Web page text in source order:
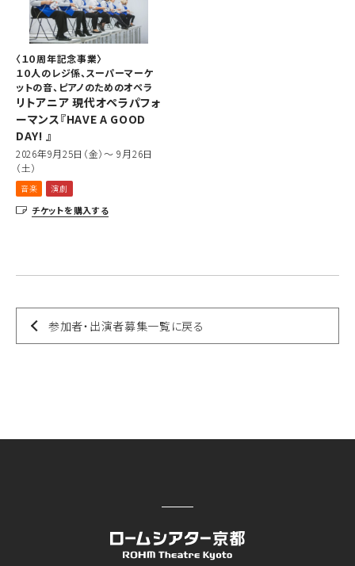
〈１０周年記念事業〉
１０人のレジ係、スーパーマーケ
ットの音、ピアノのためのオペラ
リトアニア 現代オペラパフォ
ーマンス『HAVE A GOOD
DAY! 』
2026年9月25日（金）～ 9月26日
（土）
音楽 演劇
チケットを購入する
参加者・出演者募集一覧に戻る